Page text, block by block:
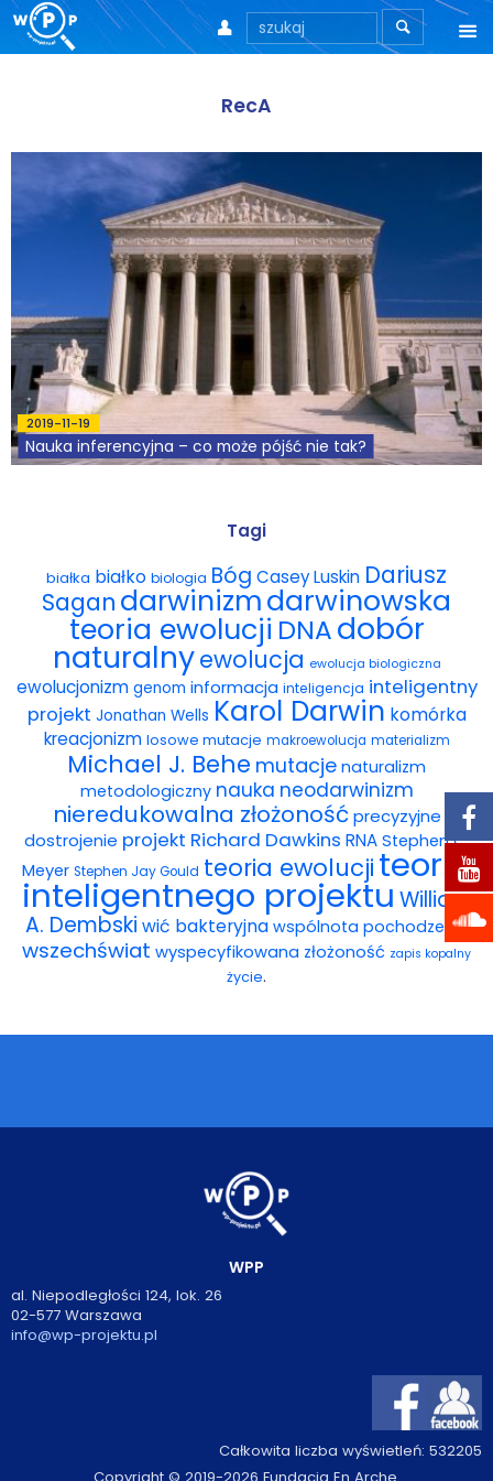

Motto
Aktualności
Teksty
Wprowadzenie
Artykuły
Krytyka teorii ID
Wybór tekstów
Dla autorów
Darmowy ebook
Księgarnia
FAQ
Spis tekstów
Filmy
Konferencje, webinaria i debaty
Wywiady i wykłady
Podcasty
O książkach
FAQ
Kontakt
 
RecA
2019-11-19
Nauka inferencyjna – co może pójść nie tak?
Tagi
białka białko biologia Bóg Casey Luskin Dariusz
Sagan darwinizmdarwinowska
teoria ewolucji DNAdobór
naturalnyewolucja ewolucja biologiczna
ewolucjonizm genom informacja inteligencja inteligentny
projekt Jonathan Wells Karol Darwin komórka
kreacjonizm losowe mutacje makroewolucja materializm
Michael J. Behe mutacje naturalizm
metodologiczny nauka neodarwinizm
nieredukowalna złożoność precyzyjne
dostrojenie projekt Richard Dawkins RNA Stephen C.
Meyer Stephen Jay Gould teoria ewolucji teoria
inteligentnego projektu William
A. Dembski wić bakteryjna wspólnota pochodzenia
wszechświat wyspecyfikowana złożoność zapis kopalny
życie.
WPP
al. Niepodległości 124, lok. 26
02-577 Warszawa
info@wp-projektu.pl
Całkowita liczba wyświetleń: 532205